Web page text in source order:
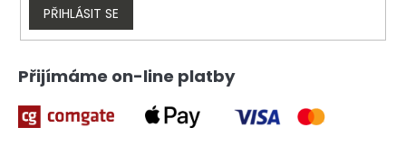
s
PŘIHLÁSIT SE
Přijímáme on-line platby